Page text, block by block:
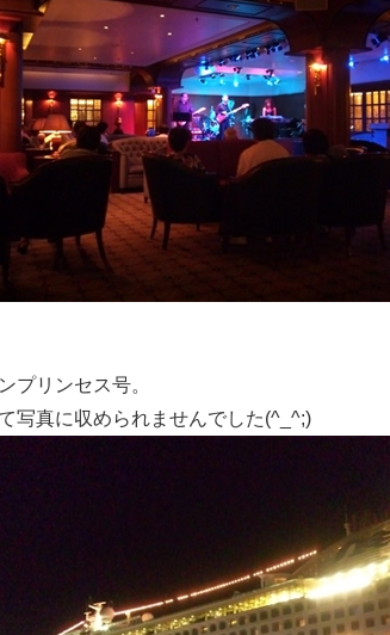
プリンセス号。
写真に収められませんでした(^_^;)